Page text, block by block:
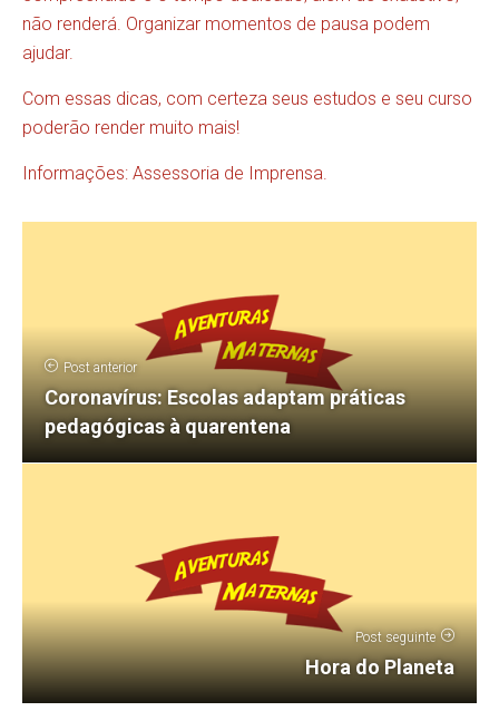
não renderá. Organizar momentos de pausa podem
ajudar.
Com essas dicas, com certeza seus estudos e seu curso
poderão render muito mais!
Informações: Assessoria de Imprensa.
Post anterior
Coronavírus: Escolas adaptam práticas
pedagógicas à quarentena
Post seguinte
Hora do Planeta